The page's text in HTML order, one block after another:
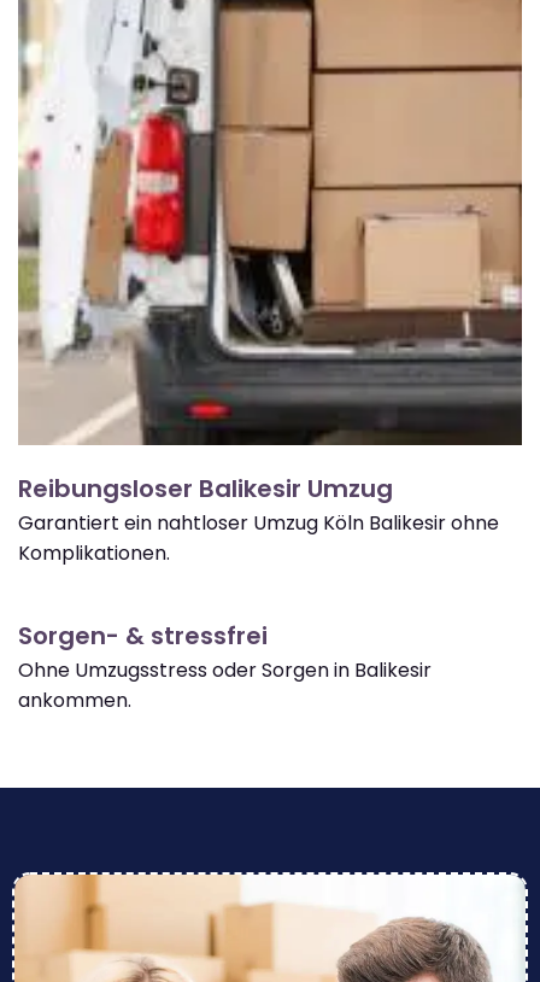
Reibungsloser Balikesir Umzug
Garantiert ein nahtloser Umzug Köln Balikesir ohne
Komplikationen.
Sorgen- & stressfrei
Ohne Umzugsstress oder Sorgen in Balikesir
ankommen.